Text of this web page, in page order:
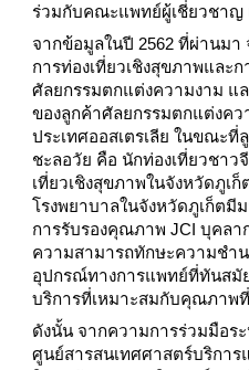
ร่วมกับคณะแพทย์ผู้เชี่ยวชาญ
จากข้อมูลในปี 2562 ที่ผ่านมา
การท่องเที่ยวเชิงสุขภาพและ
ศัลยกรรมตกแต่งความงาม แ
ของลูกค้าศัลยกรรมตกแต่งคว
ประเทศออสเตรเลีย ในขณะ
ชะลอวัย คือ นักท่องเที่ยวชาว
เที่ยวเชิงสุขภาพในจังหวัดภูเ
โรงพยาบาลในจังหวัดภูเก็ตมี
การรับรองคุณภาพ JCI บุคล
ความสามารถทักษะความชำ
อุปกรณ์ทางการแพทย์ที่ทันสมั
บริการที่เหมาะสมกับคุณภาพ
ดังนั้น จากความการร่วมมือระ
ศูนย์สารสนเทศศาสตร์บริการ